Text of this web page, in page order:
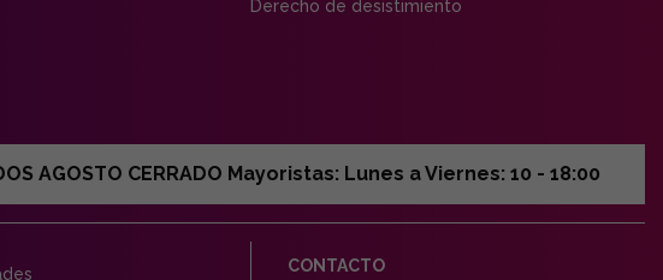
Derecho de desistimiento
AGOSTO CERRADO Mayoristas: Lunes a Viernes: 10 - 18:00
CONTACTO